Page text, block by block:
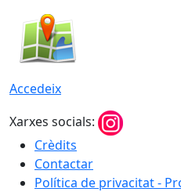
Accedeix
Xarxes socials:
Crèdits
Contactar
Política de privacitat -